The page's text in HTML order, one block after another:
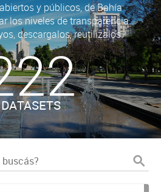
y públicos, de Bahía
los niveles de transparencia.
descargalos, reutilizalos.
DATASETS